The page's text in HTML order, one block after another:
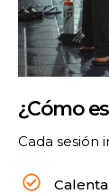
¿Cómo
Cada sesión